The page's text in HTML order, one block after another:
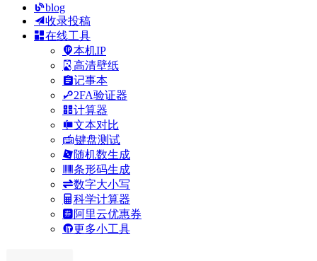
blog
收录投稿
在线工具
本机IP
高清壁纸
记事本
2FA验证器
计算器
文本对比
键盘测试
随机数生成
条形码生成
数字大小写
科学计算器
阿里云优惠券
更多小工具